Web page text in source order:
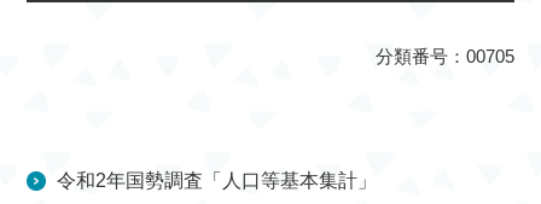
分類番号：00705
令和2年国勢調査「人口等基本集計」